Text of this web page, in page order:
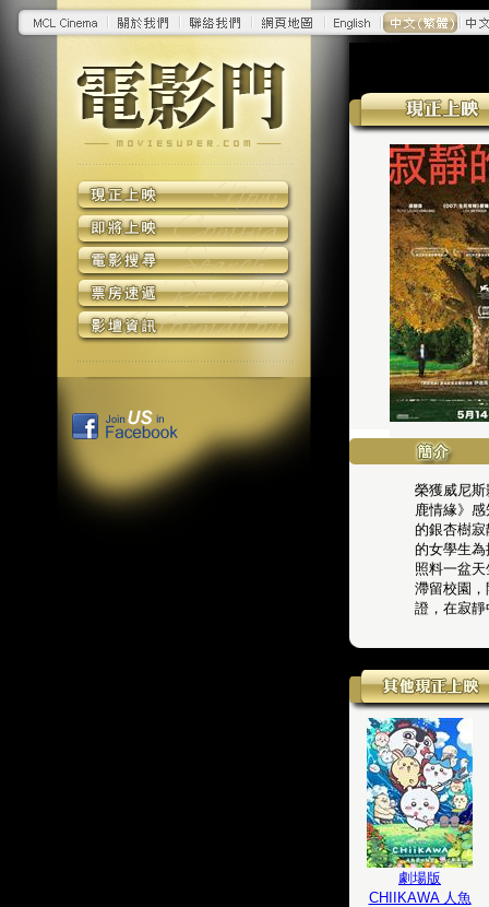
榮獲威尼
鹿情緣》
的銀杏樹
的女學生
照料一盆
滯留校園
證，在寂
劇場版
CHIIKAWA 人魚